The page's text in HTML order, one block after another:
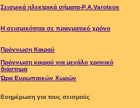
Σεισμικά ηλεκτρικά σήματα-P.A.Varotsos
Η σεισμικότητα σε πραγματικό χρόνο
Πρόγνωση Καιρού
Πρόγνωση καιρού για μεγάλο χρονικό
διάστημα
Ώρα Ευρωπαικών Χωρών
Ενημέρωση για τους σεισμούς